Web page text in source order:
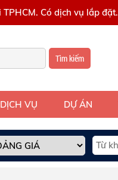
Có dịch vụ lắp đặt.
Tìm kiếm
DỊCH VỤ DỰ ÁN